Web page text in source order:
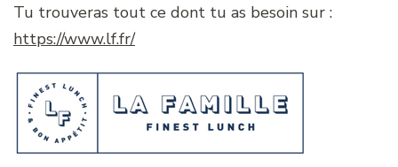
Tu trouveras tout ce dont tu as besoin sur :
https://www.lf.fr/